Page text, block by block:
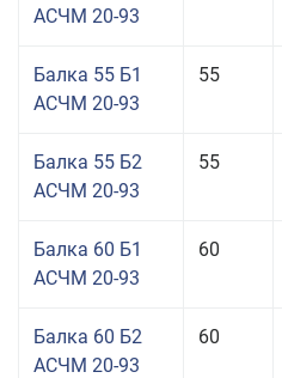
АСЧМ 20-93
Балка 55 Б1
АСЧМ 20-93
55
Балка 55 Б2
АСЧМ 20-93
55
Балка 60 Б1
АСЧМ 20-93
60
Балка 60 Б2
АСЧМ 20-93
60